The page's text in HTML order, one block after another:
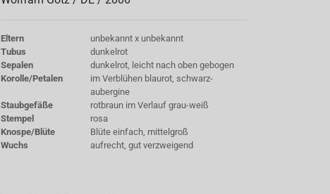
Eltern
unbekannt x unbekannt
Tubus
dunkelrot
Sepalen
dunkelrot, leicht nach oben gebogen
Korolle/Petalen
im Verblühen blaurot, schwarz-
aubergine
Staubgefäße
rotbraun im Verlauf grau-weiß
Stempel
rosa
Knospe/Blüte
Blüte einfach, mittelgroß
Wuchs
aufrecht, gut verzweigend